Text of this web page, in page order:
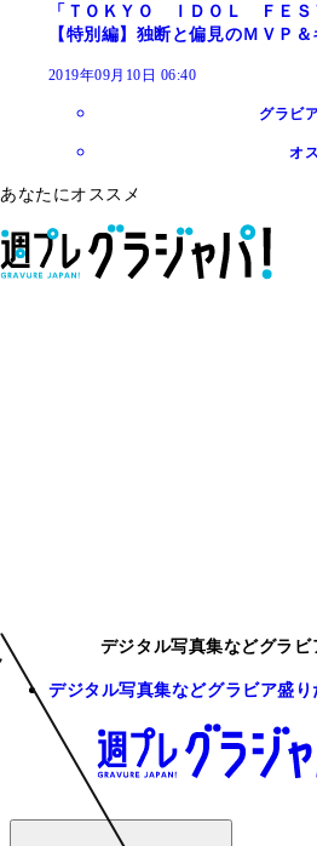
「ＴＯＫＹＯ ＩＤＯＬ ＦＥ
【特別編】独断と偏見のＭＶＰ
2019年09月10日 06:40
グラビ
オ
あなたにオススメ
デジタル写真集などグラ
デジタル写真集などグラビア盛